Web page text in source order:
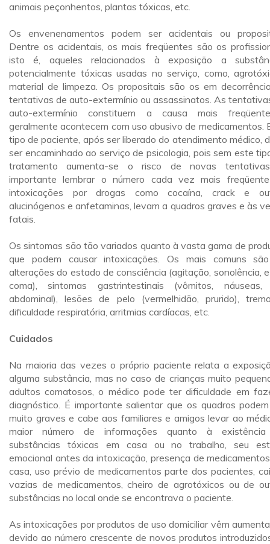
animais peçonhentos, plantas tóxicas, etc.
Os envenenamentos podem ser acidentais ou
Dentre os acidentais, os mais freqüentes são os
isto é, aqueles relacionados à exposição a
potencialmente tóxicas usadas no serviço, como,
material de limpeza. Os propositais são os em
tentativas de auto-extermínio ou assassinatos. As
auto-extermínio constituem a causa mais
geralmente acontecem com uso abusivo de medicamentos.
tipo de paciente, após ser liberado do atendimento médico,
ser encaminhado ao serviço de psicologia, pois sem este
tratamento aumenta-se o risco de novas
importante lembrar o número cada vez mais
intoxicações por drogas como cocaína, crack e
alucinógenos e anfetaminas, levam a quadros graves e às
fatais.
Os sintomas são tão variados quanto à vasta gama de
que podem causar intoxicações. Os mais comuns
alterações do estado de consciência (agitação, sonolência,
coma), sintomas gastrintestinais (vômitos, náuseas,
abdominal), lesões de pelo (vermelhidão, prurido),
dificuldade respiratória, arritmias cardíacas, etc.
Cuidados
Na maioria das vezes o próprio paciente relata a
alguma substância, mas no caso de crianças muito
adultos comatosos, o médico pode ter dificuldade em
diagnóstico. É importante salientar que os quadros
muito graves e cabe aos familiares e amigos levar ao
maior número de informações quanto à
substâncias tóxicas em casa ou no trabalho, seu
emocional antes da intoxicação, presença de
casa, uso prévio de medicamentos parte dos pacientes,
vazias de medicamentos, cheiro de agrotóxicos ou de
substâncias no local onde se encontrava o paciente.
As intoxicações por produtos de uso domiciliar vêm
devido ao número crescente de novos produtos